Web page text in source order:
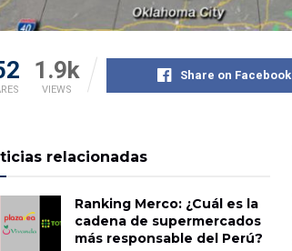
1.9k
VIEWS
Share on Facebook
relacionadas
Ranking Merco: ¿Cuál es la
cadena de supermercados
más responsable del Perú?